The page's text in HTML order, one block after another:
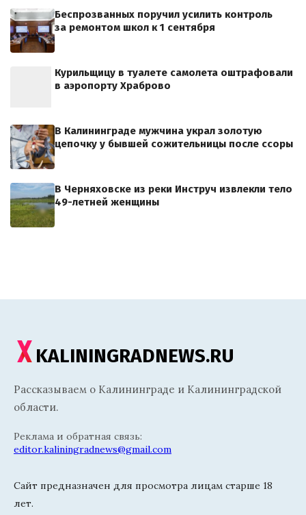
Беспрозванных поручил усилить контроль
за ремонтом школ к 1 сентября
Курильщицу в туалете самолета оштрафовали
в аэропорту Храброво
В Калининграде мужчина украл золотую
цепочку у бывшей сожительницы после ссоры
В Черняховске из реки Инструч извлекли тело
49-летней женщины
KALININGRADNEWS.RU
Рассказываем о Калининграде и Калининградской
области.
Реклама и обратная связь:
editor.kaliningradnews@gmail.com
Сайт предназначен для просмотра лицам старше 18
лет.